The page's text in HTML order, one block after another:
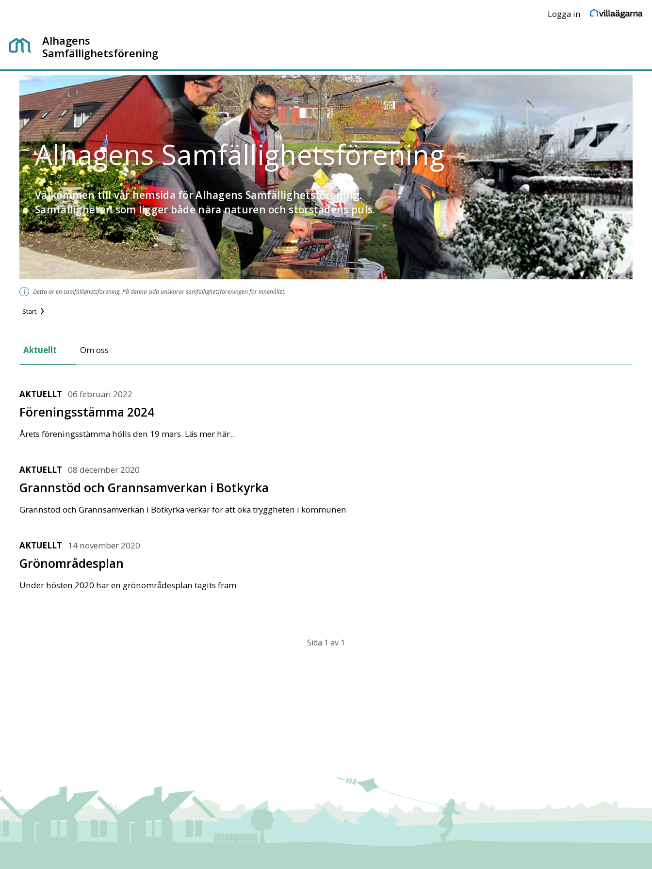
Logga in
Alhagens
Samfällighetsförening
Alhagens Samfällighetsförening
Välkommen till vår hemsida för Alhagens Samfällighetsförening.
Samfälligheten som ligger både nära naturen och storstadens puls.
i Detta är en samfällighetsförening. På denna sida ansvarar samfällighetsföreningen för innehållet.
Start
Aktuellt Om oss
AKTUELLT 06 februari 2022
Föreningsstämma 2024
Årets föreningsstämma hölls den 19 mars. Läs mer här...
AKTUELLT 08 december 2020
Grannstöd och Grannsamverkan i Botkyrka
Grannstöd och Grannsamverkan i Botkyrka verkar för att öka tryggheten i kommunen
AKTUELLT 14 november 2020
Grönområdesplan
Under hösten 2020 har en grönområdesplan tagits fram
Sida 1 av 1